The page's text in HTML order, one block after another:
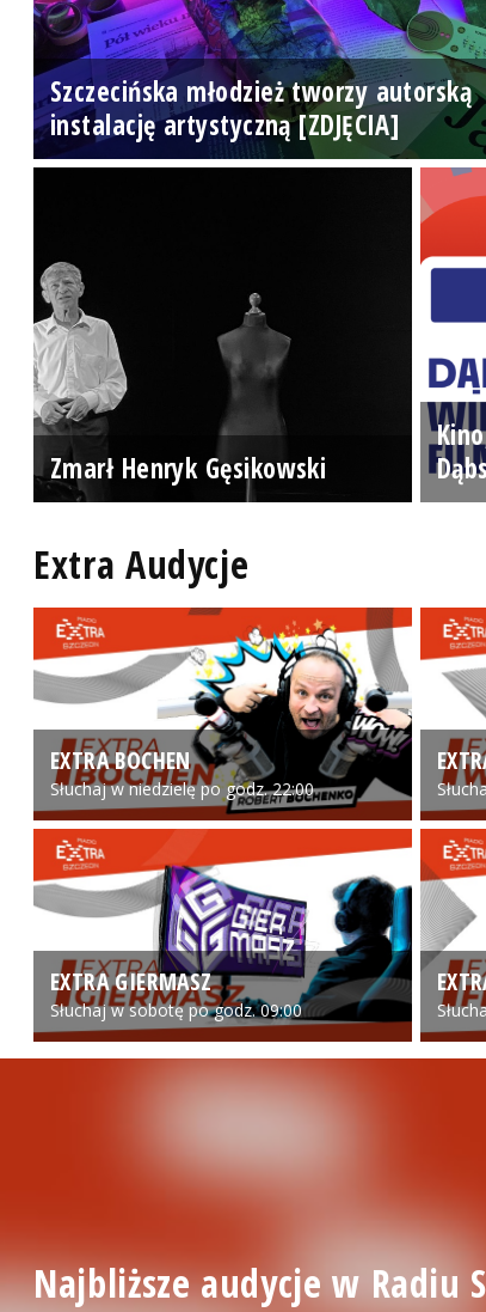
Szczecińska młodzież tworzy autorską
instalację artystyczną [ZDJĘCIA]
Zmarł Henryk Gęsikowski
Extra Audycje
EXTRA BOCHEN
Słuchaj w niedzielę po godz. 22:00
EXTRA GIERMASZ
Słuchaj w sobotę po godz. 09:00
Najbliższe audycje w Radiu